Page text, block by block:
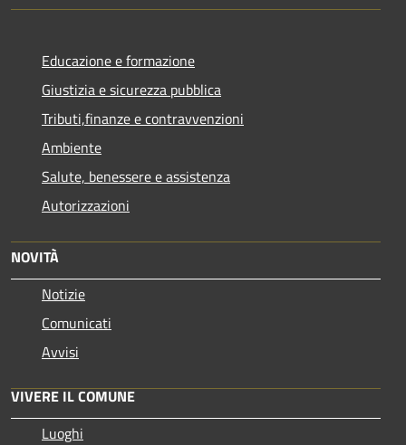
Educazione e formazione
Giustizia e sicurezza pubblica
Tributi,finanze e contravvenzioni
Ambiente
Salute, benessere e assistenza
Autorizzazioni
NOVITÀ
Notizie
Comunicati
Avvisi
VIVERE IL COMUNE
Luoghi